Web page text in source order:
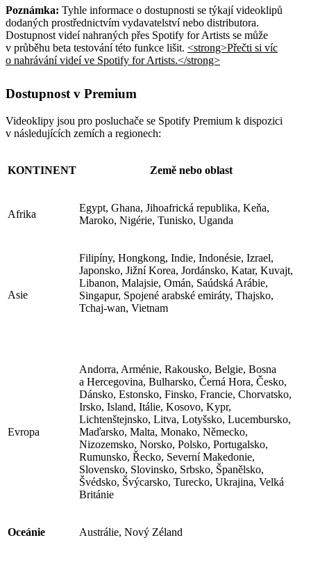
Poznámka: Tyhle informace o dostupnosti se týkají videoklipů
dodaných prostřednictvím vydavatelství nebo distributora.
Dostupnost videí nahraných přes Spotify for Artists se může
v průběhu beta testování této funkce lišit. <strong>Přečti si víc
o nahrávání videí ve Spotify for Artists.</strong>
Dostupnost v Premium
Videoklipy jsou pro posluchače se Spotify Premium k dispozici
v následujících zemích a regionech:
KONTINENT Země nebo oblast
Afrika
Egypt, Ghana, Jihoafrická republika, Keňa,
Maroko, Nigérie, Tunisko, Uganda
Asie
Filipíny, Hongkong, Indie, Indonésie, Izrael,
Japonsko, Jižní Korea, Jordánsko, Katar, Kuvajt,
Libanon, Malajsie, Omán, Saúdská Arábie,
Singapur, Spojené arabské emiráty, Thajsko,
Tchaj-wan, Vietnam
Evropa
Andorra, Arménie, Rakousko, Belgie, Bosna
a Hercegovina, Bulharsko, Černá Hora, Česko,
Dánsko, Estonsko, Finsko, Francie, Chorvatsko,
Irsko, Island, Itálie, Kosovo, Kypr,
Lichtenštejnsko, Litva, Lotyšsko, Lucembursko,
Maďarsko, Malta, Monako, Německo,
Nizozemsko, Norsko, Polsko, Portugalsko,
Rumunsko, Řecko, Severní Makedonie,
Slovensko, Slovinsko, Srbsko, Španělsko,
Švédsko, Švýcarsko, Turecko, Ukrajina, Velká
Británie
Oceánie Austrálie, Nový Zéland